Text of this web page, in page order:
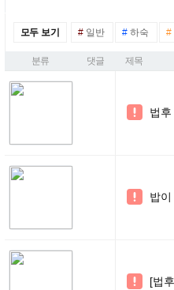
모두 보기 # 일반 # 하숙 #
분류 댓글 제목
 법
 밥
 [법